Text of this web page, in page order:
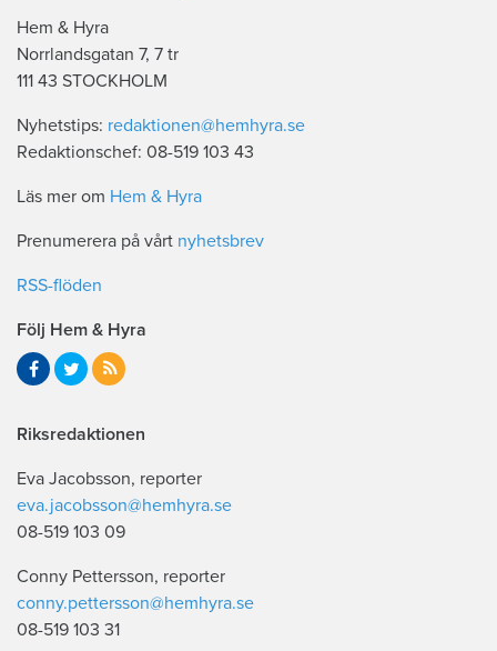
Hem & Hyra
Norrlandsgatan 7, 7 tr
111 43 STOCKHOLM
Nyhetstips: redaktionen@hemhyra.se
Redaktionschef: 08-519 103 43
Läs mer om Hem & Hyra
Prenumerera på vårt nyhetsbrev
RSS-flöden
Följ Hem & Hyra
Riksredaktionen
Eva Jacobsson, reporter
eva.jacobsson@hemhyra.se
08-519 103 09
Conny Pettersson, reporter
conny.pettersson@hemhyra.se
08-519 103 31